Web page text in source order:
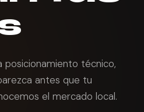
posicionamiento técnico,
antes que tu
el mercado local.